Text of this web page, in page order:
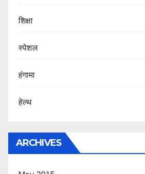
शिक्षा
स्पेशल
हंगामा
हेल्थ
ARCHIVES